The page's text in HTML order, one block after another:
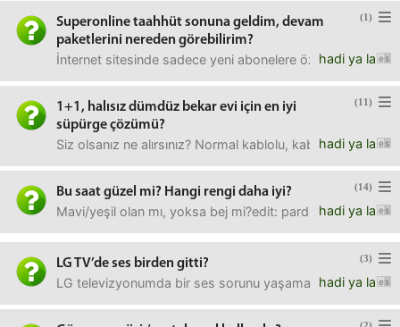
(1)
Superonline taahhüt sonuna geldim, devam
paketlerini nereden görebilirim?
hadi ya la
İnternet sitesinde sadece yeni abonelere özel paketleri
(11)
1+1, halısız dümdüz bekar evi için en iyi
süpürge çözümü?
hadi ya la
Siz olsanız ne alırsınız? Normal kablolu, kablolu dikey,
(14)
Bu saat güzel mi? Hangi rengi daha iyi?
hadi ya la
Mavi/yeşil olan mı, yoksa bej mi?edit: pardon, link
(3)
LG TV’de ses birden gitti?
hadi ya la
LG televizyonumda bir ses sorunu yaşamaya başladım.